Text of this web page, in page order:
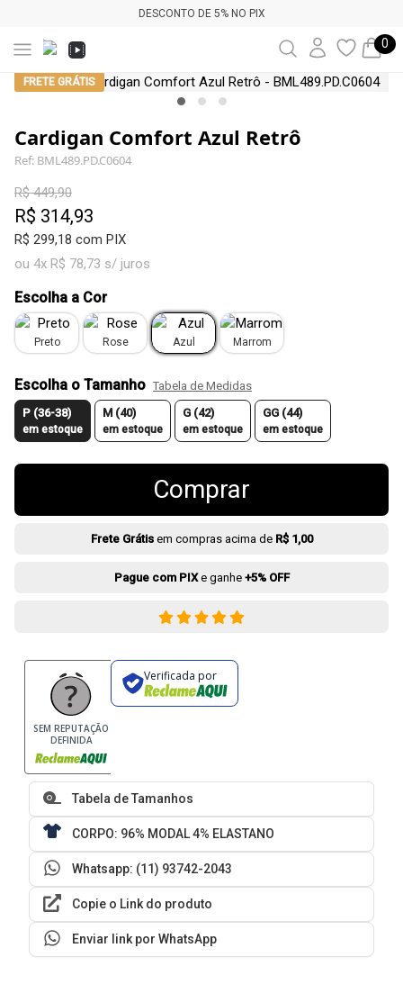
DESCONTO DE 5% NO PIX
0
FRETE GRÁTIS
Cardigan Comfort Azul Retrô
Ref: BML489.PD.C0604
R$ 449,90
R$ 314,93
R$ 299,18 com PIX
ou 4x R$ 78,73 s/ juros
Escolha a Cor
Preto Rose Azul Marrom
Escolha o Tamanho Tabela de Medidas
P (36-38)
em estoque
M (40)
em estoque
G (42)
em estoque
GG (44)
em estoque
Comprar
Frete Grátisem compras acima de R$ 1,00
Pague com PIXe ganhe +5% OFF
SEM REPUTAÇÃO
DEFINIDA
Verificada por
Tabela de Tamanhos
CORPO: 96% MODAL 4% ELASTANO
Whatsapp: (11) 93742-2043
Copie o Link do produto
Enviar link por WhatsApp